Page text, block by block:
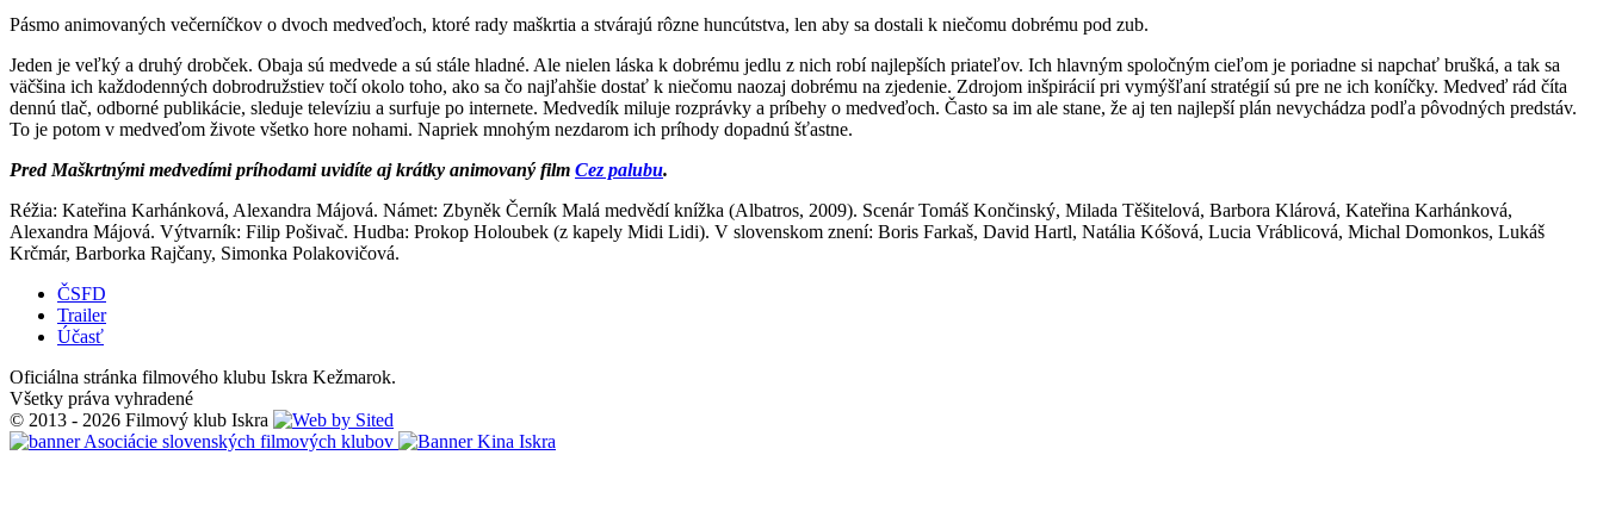
Pásmo animovaných večerníčkov o dvoch medveďoch, ktoré rady maškrtia a stvárajú rôzne huncútstva, len aby sa dostali k niečomu dobrému pod zub.
Jeden je veľký a druhý drobček. Obaja sú medvede a sú stále hladné. Ale nielen láska k dobrému jedlu z nich robí najlepších priateľov. Ich hlavným spoločným cieľom je poriadne si napchať brušká, a tak sa
väčšina ich každodenných dobrodružstiev točí okolo toho, ako sa čo najľahšie dostať k niečomu naozaj dobrému na zjedenie. Zdrojom inšpirácií pri vymýšľaní stratégií sú pre ne ich koníčky. Medveď rád číta
dennú tlač, odborné publikácie, sleduje televíziu a surfuje po internete. Medvedík miluje rozprávky a príbehy o medveďoch. Často sa im ale stane, že aj ten najlepší plán nevychádza podľa pôvodných predstáv.
To je potom v medveďom živote všetko hore nohami. Napriek mnohým nezdarom ich príhody dopadnú šťastne.
Pred Maškrtnými medvedími príhodami uvidíte aj krátky animovaný film Cez palubu.
Réžia: Kateřina Karhánková, Alexandra Májová. Námet: Zbyněk Černík Malá medvědí knížka (Albatros, 2009). Scenár Tomáš Končinský, Milada Těšitelová, Barbora Klárová, Kateřina Karhánková,
Alexandra Májová. Výtvarník: Filip Pošivač. Hudba: Prokop Holoubek (z kapely Midi Lidi). V slovenskom znení: Boris Farkaš, David Hartl, Natália Kóšová, Lucia Vráblicová, Michal Domonkos, Lukáš
Krčmár, Barborka Rajčany, Simonka Polakovičová.
ČSFD
Trailer
Účasť
Oficiálna stránka filmového klubu Iskra Kežmarok.
Všetky práva vyhradené
© 2013 - 2026 Filmový klub Iskra